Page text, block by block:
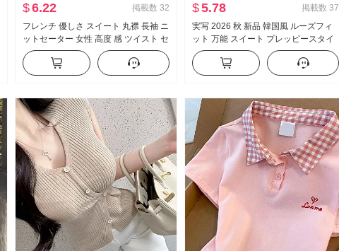
$6.22 掲載数 32
フレンチ 優しさ スイート 丸襟 長袖 ニ
ットセーター 女性 高度 感 ツイスト セ
ーター スリムフィット スリム効果 ト
ップス
$5.78 掲載数 37
実写 2026 秋 新品 韓国風 ルーズフィ
ット 万能 スイート プレッピースタイ
ル フリル 長袖 シャツ レディーストッ
プス